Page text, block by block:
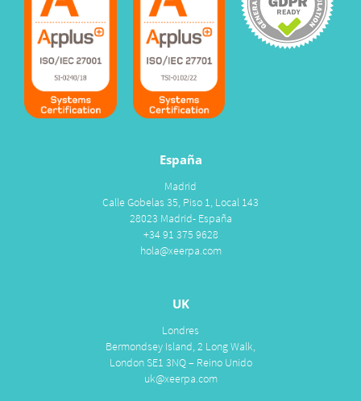
España
Madrid
Calle Gobelas 35, Piso 1, Local 143
28023 Madrid- España
+34 91 375 9628
hola@xeerpa.com
UK
Londres
Bermondsey Island, 2 Long Walk,
London SE1 3NQ – Reino Unido
uk@xeerpa.com